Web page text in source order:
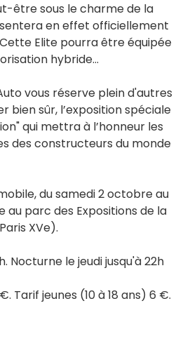
être sous le charme de la
en effet officiellement
Elite pourra être équipée
hybride…
vous réserve plein d'autres
bien sûr, l’exposition spéciale
qui mettra à l’honneur les
des constructeurs du monde
du samedi 2 octobre au
au parc des Expositions de la
XVe).
Nocturne le jeudi jusqu'à 22h
Tarif jeunes (10 à 18 ans) 6 €.